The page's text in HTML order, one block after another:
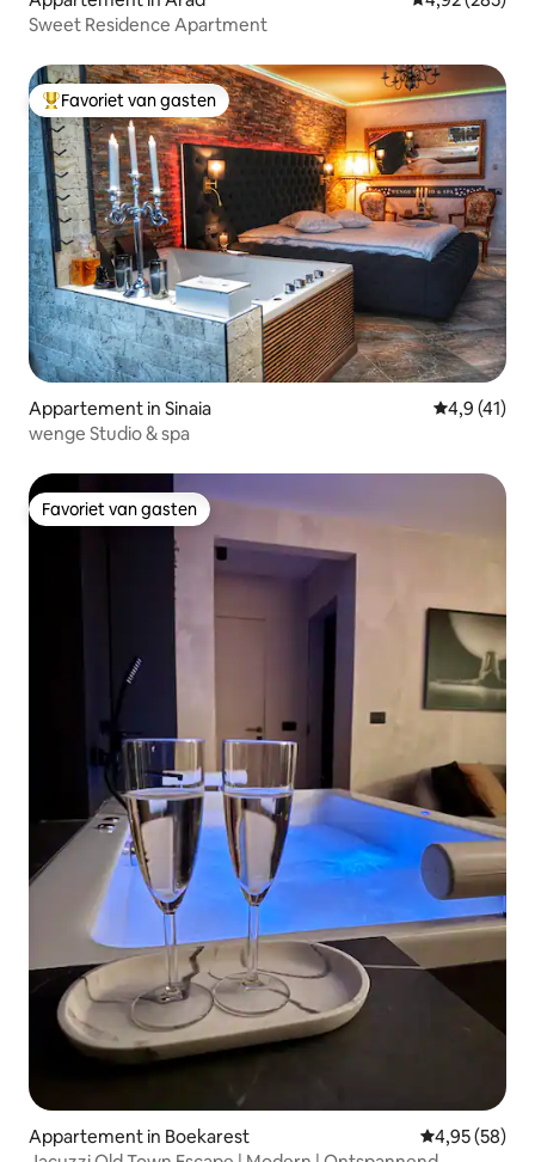
Sweet Residence Apartment
Topfavoriet van gasten
Favoriet van gasten
Appartement in Sinaia
4,9 (41)
wenge Studio & spa
Favoriet van gasten
Favoriet van gasten
Appartement in Boekarest Gemiddelde
4,95 (58)